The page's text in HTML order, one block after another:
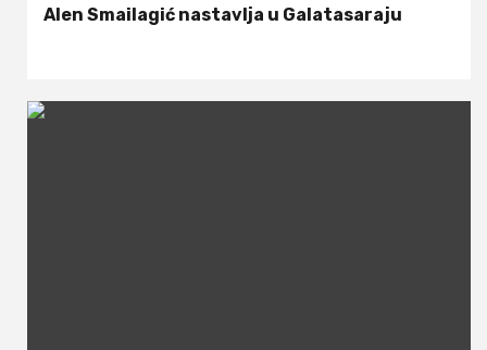
Alen Smailagić nastavlja u Galatasaraju